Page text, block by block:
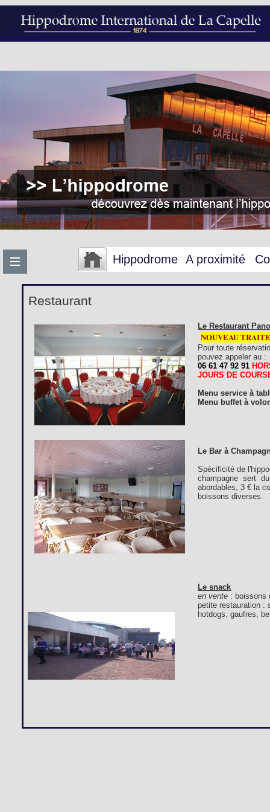
Hippodrome A proximité
Restaurant
Le Restaurant
NOUVEAU
Pour toute
pouvez appeler au :
06 61 47 92 91
JOURS DE
Menu service à
Menu buffet à
Le Bar à
Spécificité de
champagne sert
abordables, 3 € la
boissons diverses.
Le snack
en vente : boissons
petite restauration :
hotdogs, gaufres,